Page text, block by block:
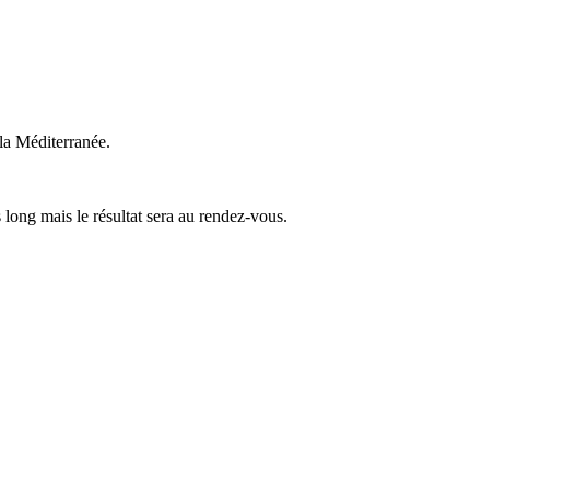
Méditerranée.
mais le résultat sera au rendez-vous.